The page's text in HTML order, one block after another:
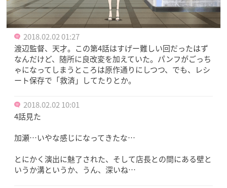
2018.02.02 01:27
渡辺監督、天才。この第4話はすげー難しい回だったはず
なんだけど、随所に良改変を加えていた。パンフがごっち
ゃになってしまうところは原作通りにしつつ、でも、レシ
ート保存で「救済」してたりとか。
2018.02.02 10:01
4話見た
加瀬…いやな感じになってきたな…
とにかく演出に魅了された、そして店長との間にある壁と
いうか溝というか、うん、深いね…